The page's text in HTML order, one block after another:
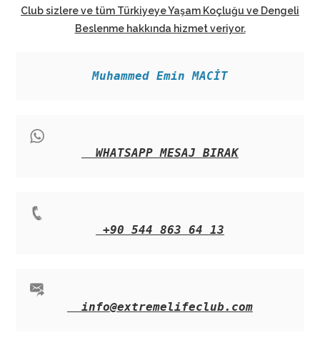
Club sizlere ve tüm Türkiyeye Yaşam Koçluğu ve Dengeli
Beslenme hakkında hizmet veriyor.
Muhammed Emin MACİT
WHATSAPP MESAJ BIRAK
+90 544 863 64 13
info@extremelifeclub.com